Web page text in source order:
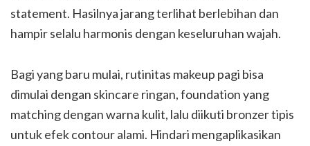
statement. Hasilnya jarang terlihat berlebihan dan
hampir selalu harmonis dengan keseluruhan wajah.
Bagi yang baru mulai, rutinitas makeup pagi bisa
dimulai dengan skincare ringan, foundation yang
matching dengan warna kulit, lalu diikuti bronzer tipis
untuk efek contour alami. Hindari mengaplikasikan